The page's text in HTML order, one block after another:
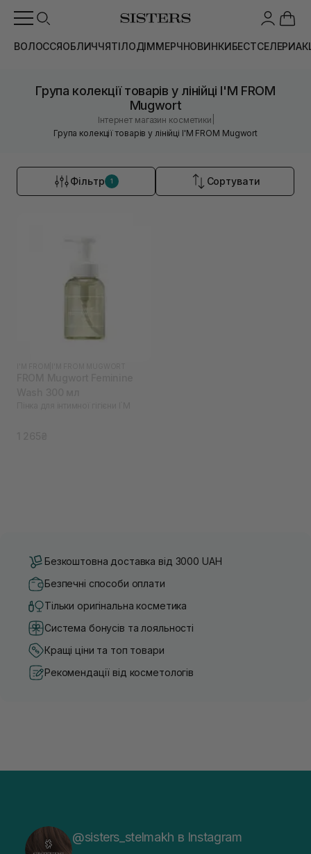
ВОЛОССЯОБЛИЧЧЯТІЛОДІММЕРЧНОВИНКИБЕСТСЕЛЕРИ
Група колекції товарів у лінійці I'M FROM
Mugwort
Інтернет магазин косметики
Група колекції товарів у лінійці I'M FROM Mugwort
Фільтр 1 Сортувати
Безкоштовна доставка від 3000 UAH
Безпечні способи оплати
Тільки оригінальна косметика
Система бонусів та лояльності
Кращі ціни та топ товари
Рекомендації від косметологів
@sisters_stelmakh в Instagram